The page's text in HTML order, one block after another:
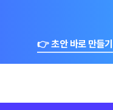
👉 초안 바로 만들기